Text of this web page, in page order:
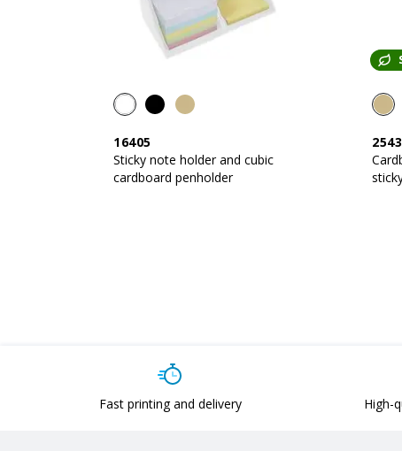
16405
Sticky note holder and cubic
cardboard penholder
Fast printing and delivery High-